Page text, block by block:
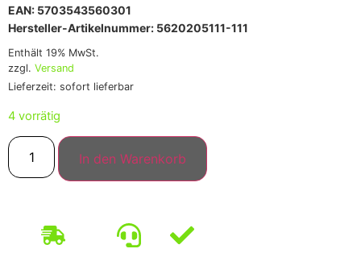
EAN: 5703543560301
Hersteller-Artikelnummer: 5620205111-111
Enthält 19% MwSt.
zzgl. Versand
Lieferzeit: sofort lieferbar
4 vorrätig
In den Warenkorb